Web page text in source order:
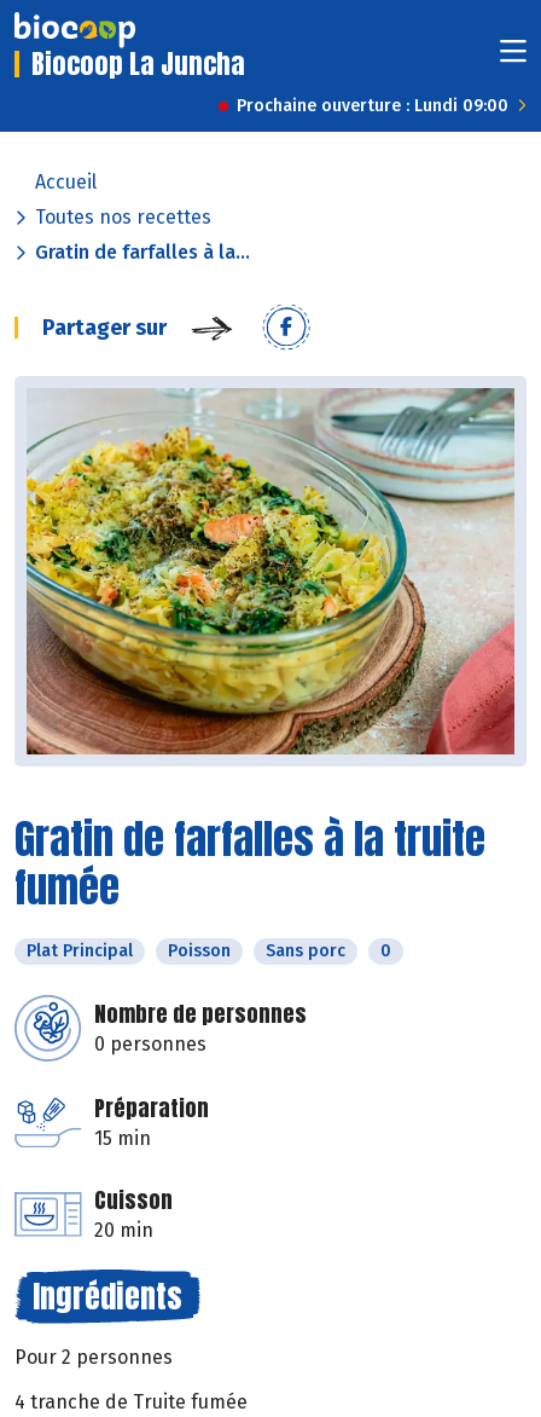
Biocoop La Juncha
Prochaine ouverture : Lundi 09:00
Accueil
Toutes nos recettes
Gratin de farfalles à la...
Partager sur
Gratin de farfalles à la truite
fumée
Plat Principal Poisson Sans porc 0
Nombre de personnes
0 personnes
Préparation
15 min
Cuisson
20 min
Ingrédients
Pour 2 personnes
4 tranche de Truite fumée